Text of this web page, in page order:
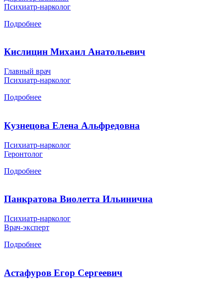
Психиатр-нарколог
Подробнее
Кислицин Михаил Анатольевич
Главный врач
Психиатр-нарколог
Подробнее
Кузнецова Елена Альфредовна
Психиатр-нарколог
Геронтолог
Подробнее
Панкратова Виолетта Ильинична
Психиатр-нарколог
Врач-эксперт
Подробнее
Астафуров Егор Сергеевич